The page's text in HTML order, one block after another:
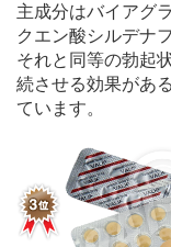
主成分はバイアグ
クエン酸シルデナ
それと同等の勃起
続させる効果があ
ています。